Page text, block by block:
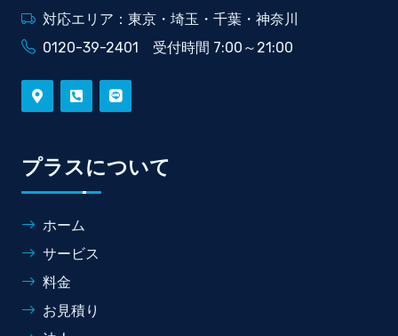
対応エリア：東京・埼玉・千葉・神奈川
0120-39-2401 受付時間 7:00～21:00
プラスについて
ホーム
サービス
料金
お見積り